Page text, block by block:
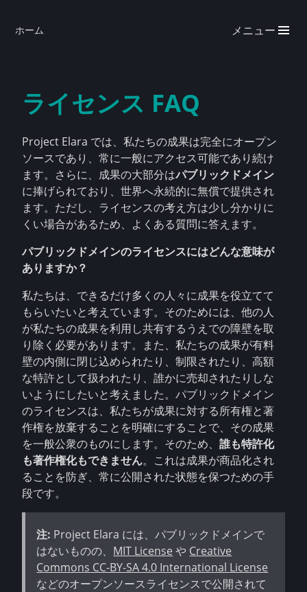
ホーム メニュー
ライセンス FAQ
Project Elara では、私たちの成果は完全にオープン
ソースであり、常に一般にアクセス可能であり続け
ます。さらに、成果の大部分はパブリックドメイン
に捧げられており、世界へ永続的に無償で提供され
ます。ただし、ライセンスの考え方は少し分かりに
くい場合があるため、よくある質問に答えます。
パブリックドメインのライセンスにはどんな意味が
ありますか？
私たちは、できるだけ多くの人々に成果を役立てて
もらいたいと考えています。そのためには、他の人
が私たちの成果を利用し共有するうえでの障壁を取
り除く必要があります。また、私たちの成果が有料
壁の内側に閉じ込められたり、制限されたり、高額
な特許として扱われたり、誰かに売却されたりしな
いようにしたいと考えました。パブリックドメイン
のライセンスは、私たちが成果に対する所有権と著
作権を放棄することを明確にすることで、その成果
を一般公衆のものにします。そのため、誰も特許化
も著作権化もできません。これは成果が商品化され
ることを防ぎ、常に公開された状態を保つための手
段です。
注: Project Elara には、パブリックドメインで
はないものの、 MIT License や Creative
Commons CC-BY-SA 4.0 International License
などのオープンソースライセンスで公開されて